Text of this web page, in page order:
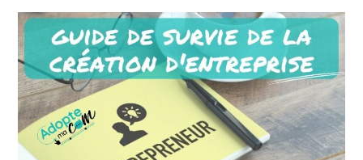
Comment
Les
Surmonter
Avec
Brio